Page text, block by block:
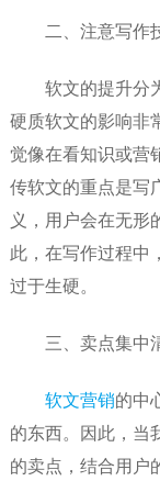
二、注意写作
软文的提升分
硬质软文的影响非
觉像在看知识或营
传软文的重点是写
义，用户会在无形
此，在写作过程中
过于生硬。
三、卖点集中
软文营销的中
的东西。因此，当
的卖点，结合用户